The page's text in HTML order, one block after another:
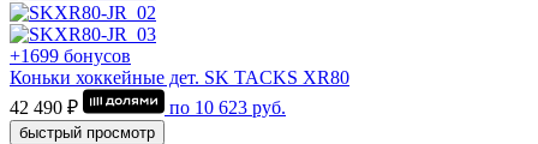
+1699 бонусов
Коньки хоккейные дет. SK TACKS XR80
42 490 ₽
по 10 623 руб.
быстрый просмотр